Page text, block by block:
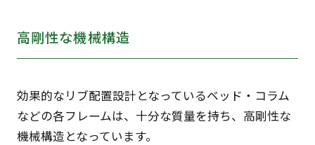
高剛性な機械構造
効果的なリブ配置設計となっているベッド・コラム
などの各フレームは、十分な質量を持ち、高剛性な
機械構造となっています。